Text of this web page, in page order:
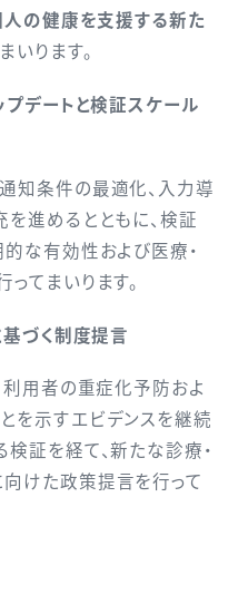
人の健康を支援する新た
いります。
デートと検証スケール
知条件の最適化、入力導
進めるとともに、検証
な有効性および医療・
てまいります。
づく制度提言
用者の重症化予防およ
を示すエビデンスを継続
証を経て、新たな診療・
けた政策提言を行って